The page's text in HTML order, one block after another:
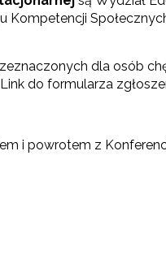
Kompetencji
dla osób
do formularza
i powrotem z